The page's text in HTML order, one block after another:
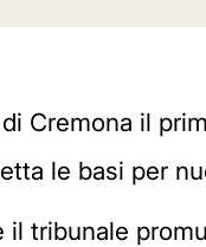
Cremona il
le basi per
il tribunale